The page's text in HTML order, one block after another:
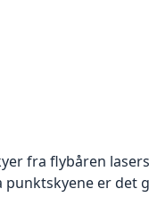
fra flybåren
punktskyene er det